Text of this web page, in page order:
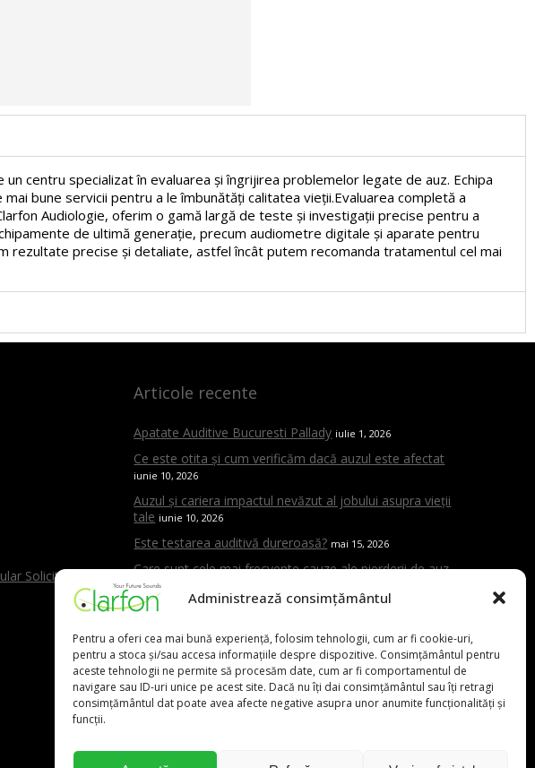
Administrează consimțământul
Pentru a oferi cea mai bună experiență, folosim tehnologii, cum ar fi cookie-uri,
pentru a stoca și/sau accesa informațiile despre dispozitive. Consimțământul pentru
aceste tehnologii ne permite să procesăm date, cum ar fi comportamentul de
navigare sau ID-uri unice pe acest site. Dacă nu îți dai consimțământul sau îți retragi
consimțământul dat poate avea afecte negative asupra unor anumite funcționalități și
funcții.
centru specializat în evaluarea și îngrijirea problemelor legate de auz. Echipa
bune servicii pentru a le îmbunătăți calitatea vieții.Evaluarea completă a
Audiologie, oferim o gamă largă de teste și investigații precise pentru a
de ultimă generație, precum audiometre digitale și aparate pentru
rezultate precise și detaliate, astfel încât putem recomanda tratamentul cel mai
Solicitări)
Articole recente
Apatate Auditive Bucuresti Pallady iulie 1, 2026
Ce este otita și cum verificăm dacă auzul este afectat
iunie 10, 2026
Auzul și cariera impactul nevăzut al jobului asupra vieții
tale iunie 10, 2026
Este testarea auditivă dureroasă? mai 15, 2026
Care sunt cele mai frecvente cauze ale pierderii de auz
mai 15, 2026
Cand trebuie sa mergi la ORL mai 15, 2026
Aparat auditiv versus amplificator – care este diferența și
de ce contează evaluarea profesională mai 15, 2026